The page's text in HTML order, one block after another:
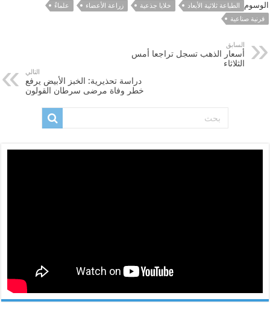
الوسوم الطباعة ثلاثية الأبعاد خلايا جذعية زراعة الأعضاء
علماءٌ
قرنية صناعية
السابق
أسعار الذهب تسجل تراجعا أمس
الثلاثاء
التالي
دراسة تحذيرية: الخبز الأبيض يرفع
خطر وفاة مرضى سرطان القولون